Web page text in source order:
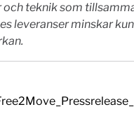
teknik som
leveranser minskar
.